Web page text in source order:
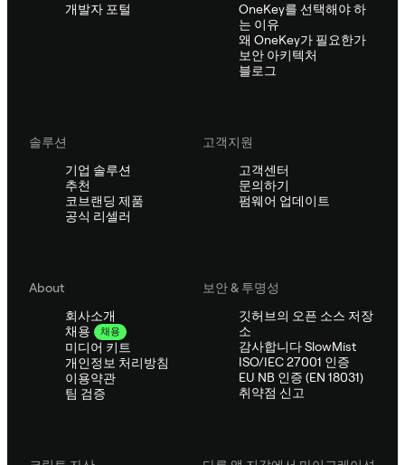
개발자 포털
OneKey를 선택해야 하
는 이유
왜 OneKey가 필요한가
보안 아키텍처
블로그
솔루션
기업 솔루션
추천
코브랜딩 제품
공식 리셀러
고객지원
고객센터
문의하기
펌웨어 업데이트
About
회사소개
채용
채용
미디어 키트
개인정보 처리방침
이용약관
팀 검증
보안 & 투명성
깃허브의 오픈 소스 저장
소
감사합니다 SlowMist
ISO/IEC 27001 인증
EU NB 인증 (EN 18031)
취약점 신고